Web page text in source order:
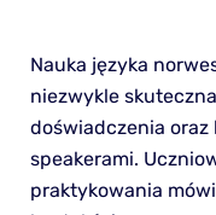
Nauka języka
niezwykle
doświadczenia
speakerami.
praktykowania